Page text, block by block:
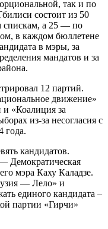
так и по
состоит из 50
спискам, а 25 — по
в каждом бюллетене
в мэры, за
мандатов и за
12 партий.
движение»
«Коалиция за
из-за несогласия с
года.
кандидатов.
Демократическая
мэра Каху Каладзе.
— Лело» и
единого кандидата –
партии «Гирчи»